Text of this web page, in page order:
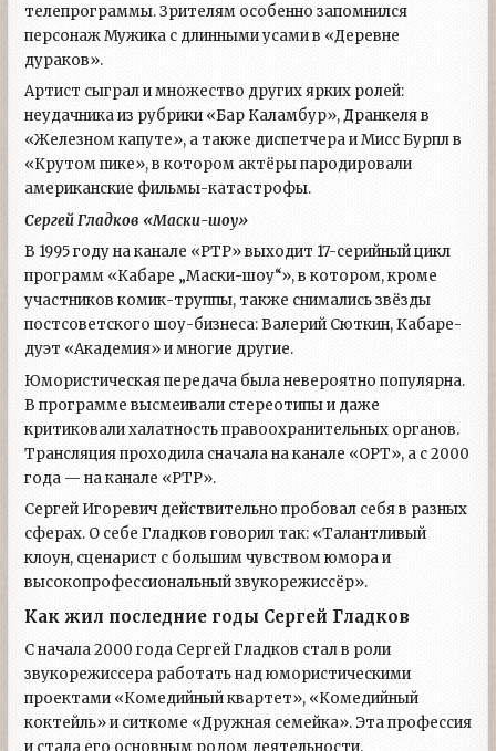
телепрограммы. Зрителям особенно запомнился
персонаж Мужика с длинными усами в «Деревне
дураков».
Артист сыграл и множество других ярких ролей:
неудачника из рубрики «Бар Каламбур», Дранкеля в
«Железном капуте», а также диспетчера и Мисс Бурпл в
«Крутом пике», в котором актёры пародировали
американские фильмы-катастрофы.
Сергей Гладков «Маски-шоу»
В 1995 году на канале «РТР» выходит 17-серийный цикл
программ «Кабаре „Маски-шоу“», в котором, кроме
участников комик-труппы, также снимались звёзды
постсоветского шоу-бизнеса: Валерий Сюткин, Кабаре-
дуэт «Академия» и многие другие.
Юмористическая передача была невероятно популярна.
В программе высмеивали стереотипы и даже
критиковали халатность правоохранительных органов.
Трансляция проходила сначала на канале «ОРТ», а с 2000
года — на канале «РТР».
Сергей Игоревич действительно пробовал себя в разных
сферах. О себе Гладков говорил так: «Талантливый
клоун, сценарист с большим чувством юмора и
высокопрофессиональный звукорежиссёр».
Как жил последние годы Сергей Гладков
С начала 2000 года Сергей Гладков стал в роли
звукорежиссера работать над юмористическими
проектами «Комедийный квартет», «Комедийный
коктейль» и ситкоме «Дружная семейка». Эта профессия
и стала его основным родом деятельности.